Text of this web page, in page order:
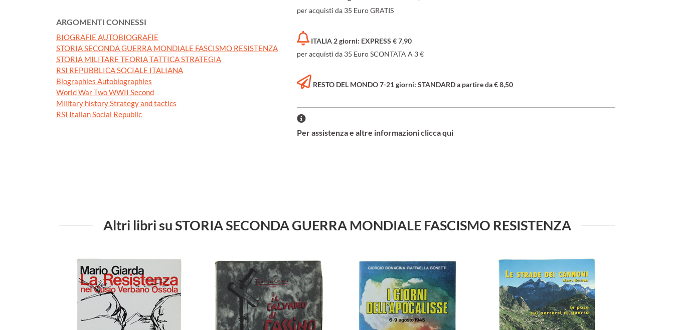
ARGOMENTI CONNESSI
BIOGRAFIE AUTOBIOGRAFIE
STORIA SECONDA GUERRA MONDIALE FASCISMO RESISTENZA
STORIA MILITARE TEORIA TATTICA STRATEGIA
RSI REPUBBLICA SOCIALE ITALIANA
Biographies Autobiographies
World War Two WWII Second
Military history Strategy and tactics
RSI Italian Social Republic
per acquisti da 35 Euro GRATIS
ITALIA 2 giorni: EXPRESS € 7,90
per acquisti da 35 Euro SCONTATA A 3 €
RESTO DEL MONDO 7-21 giorni: STANDARD a partire da € 8,50
Per assistenza e altre informazioni clicca qui
Altri libri su STORIA SECONDA GUERRA MONDIALE FASCISMO RESISTENZA